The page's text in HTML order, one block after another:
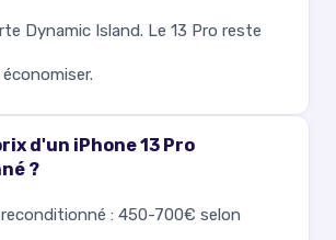
Dynamic Island. Le 13 Pro reste
d'un iPhone 13 Pro
?
: 450-700€ selon